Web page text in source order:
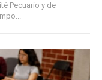
Pecuario y de